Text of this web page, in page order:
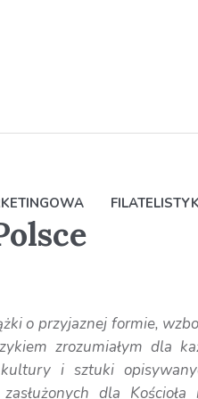
o przyjaznej formie,
zrozumiałym dla
i sztuki
dla Kościoła